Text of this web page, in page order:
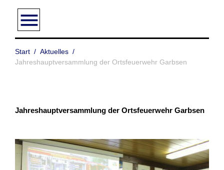
menu
Start / Aktuelles /
Jahreshauptversammlung der Ortsfeuerwehr Garbsen
Jahreshauptversammlung der Ortsfeuerwehr Garbsen